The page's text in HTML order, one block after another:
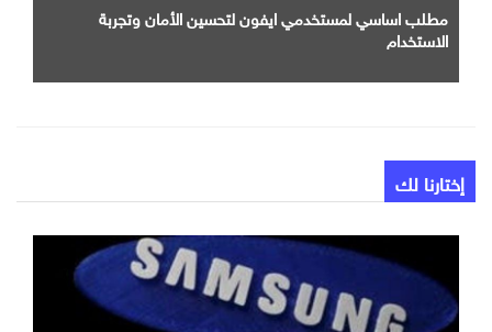
مطلب اساسي لمستخدمي ايفون لتحسين الأمان وتجربة
الاستخدام
إختارنا لك